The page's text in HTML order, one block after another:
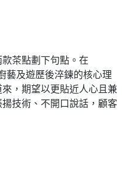
茶點劃下句點。在
藝及遊歷後淬鍊的核心理
，期望以更貼近人心且兼
技術、不開口說話，顧客